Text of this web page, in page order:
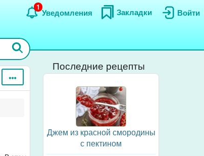
Войти
Закладки
Уведомления
1
Последние рецепты
Джем из красной смородины
с пектином